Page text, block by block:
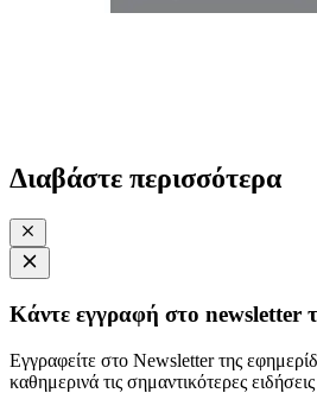
Διαβάστε περισσότερα
Κάντε εγγραφή στο newsletter
Εγγραφείτε στο Newsletter της
καθημερινά τις σημαντικότερες